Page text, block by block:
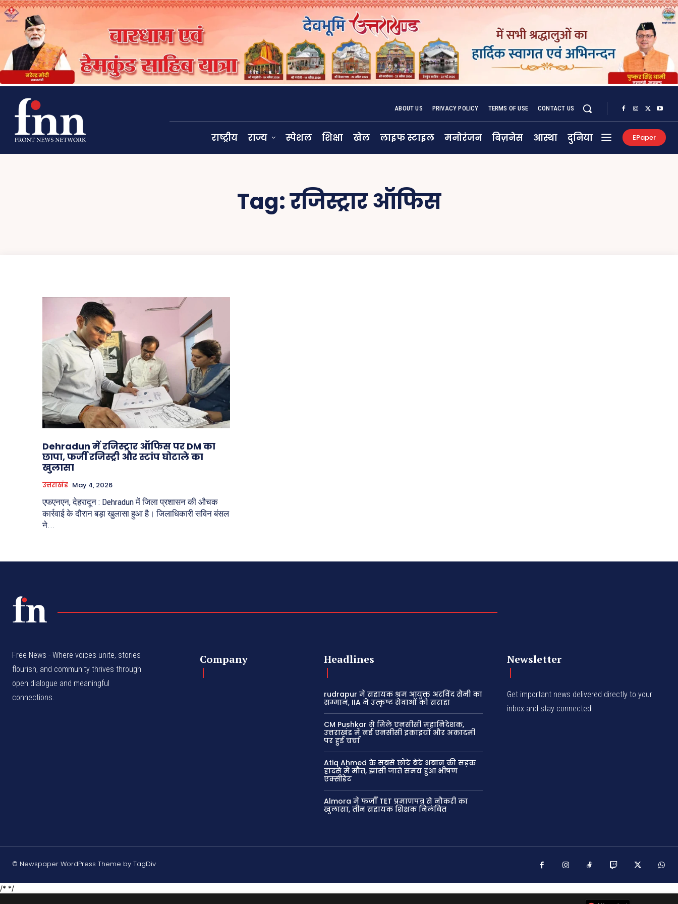
ABOUT US PRIVACY POLICY TERMS OF USE CONTACT US
राष्ट्रीय राज्य स्पेशल शिक्षा खेल लाइफ स्टाइल मनोरंजन बिज़नेस आस्था दुनिया EPaper
Tag:रजिस्ट्रार ऑफिस
Dehradun में रजिस्ट्रार ऑफिस पर DM का
छापा, फर्जी रजिस्ट्री और स्टांप घोटाले का
खुलासा
उत्तराखंड May 4, 2026
एफएनएन, देहरादून : Dehradun में जिला प्रशासन की औचक
कार्रवाई के दौरान बड़ा खुलासा हुआ है। जिलाधिकारी सविन बंसल
ने...
Free News - Where voices unite, stories
flourish, and community thrives through
open dialogue and meaningful
connections.
Company Headlines
rudrapur में सहायक श्रम आयुक्त अरविंद सैनी का
सम्मान, IIA ने उत्कृष्ट सेवाओं को सराहा
CM Pushkar से मिले एनसीसी महानिदेशक,
उत्तराखंड में नई एनसीसी इकाइयों और अकादमी
पर हुई चर्चा
Atiq Ahmed के सबसे छोटे बेटे अबान की सड़क
हादसे में मौत, झांसी जाते समय हुआ भीषण
एक्सीडेंट
Almora में फर्जी TET प्रमाणपत्र से नौकरी का
खुलासा, तीन सहायक शिक्षक निलंबित
Newsletter
Get important news delivered directly to your
inbox and stay connected!
© Newspaper WordPress Theme by TagDiv
/* */